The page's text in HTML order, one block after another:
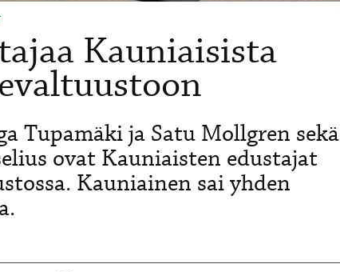
Kauniaisista
Tupamäki ja Satu Mollgren sekä
ovat Kauniaisten edustajat
Kauniainen sai yhden